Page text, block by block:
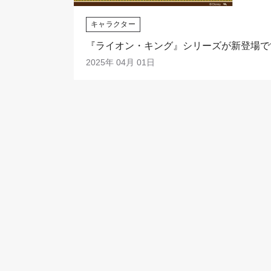
キャラクター
『ライオン・キング』シリーズが新登場
2025年 04月 01日